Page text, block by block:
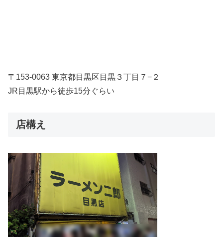
〒153-0063 東京都目黒区目黒３丁目７−２
JR目黒駅から徒歩15分ぐらい
店構え